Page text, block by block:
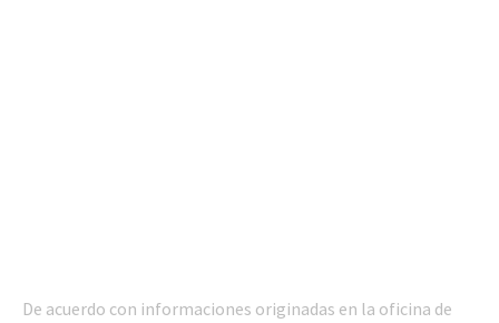
De acuerdo con informaciones originadas en la oficina de